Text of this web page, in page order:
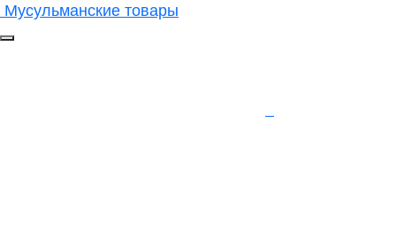
Мусульманские товары